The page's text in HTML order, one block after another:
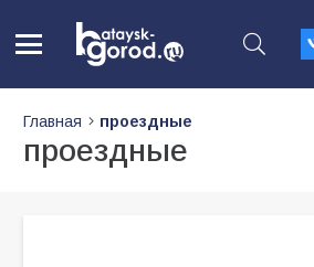
Главная проездные
проездные